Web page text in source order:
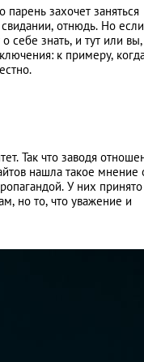
захочет заняться
отнюдь. Но
себе знать, и тут или
к примеру,
Так что заводя
нашла такое мнение
У них
но то, что уважение и